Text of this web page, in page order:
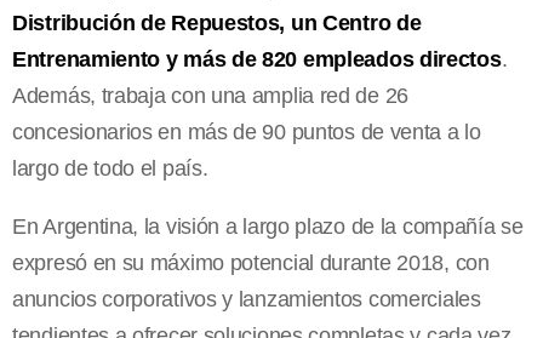
Distribución de Repuestos, un Centro de
Entrenamiento y más de 820 empleados directos.
Además, trabaja con una amplia red de 26
concesionarios en más de 90 puntos de venta a lo
largo de todo el país.
En Argentina, la visión a largo plazo de la compañía se
expresó en su máximo potencial durante 2018, con
anuncios corporativos y lanzamientos comerciales